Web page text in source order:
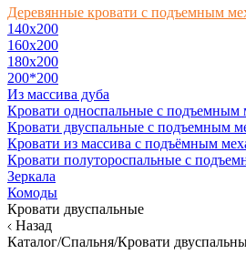
Деревянные кровати с подъемным
140x200
160х200
180х200
200*200
Из массива дуба
Кровати односпальные с подъемным
Кровати двуспальные с подъемным
Кровати из массива с подъёмным
Кровати полутороспальные с
Зеркала
Комоды
Кровати двуспальные
Назад
Каталог/Спальня/Кровати